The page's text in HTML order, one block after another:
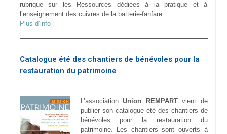
rubrique sur les Ressources dédiées à la pratique et à
l’enseignement des cuivres de la batterie-fanfare.
Plus d’info
Catalogue été des chantiers de bénévoles pour la
restauration du patrimoine
L’association Union REMPART vient de
publier son catalogue été des chantiers de
bénévoles pour la restauration du
patrimoine. Les chantiers sont ouverts à